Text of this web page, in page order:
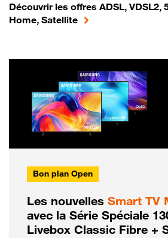
Découvrir les offres ADSL, VDSL2,
Home, Satellite
Bon plan Open
Les nouvelles Smart TV
avec la Série Spéciale
Livebox Classic Fibre +